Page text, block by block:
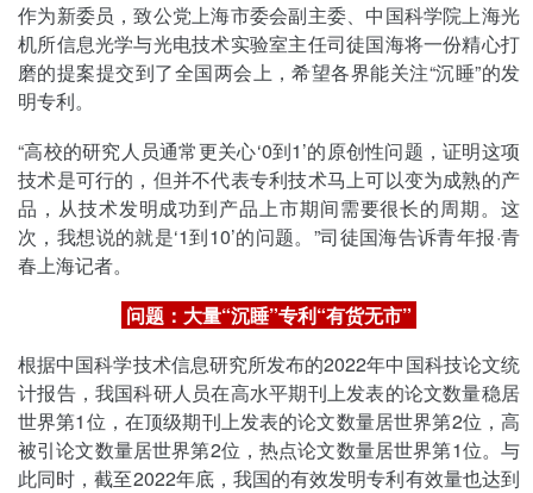
作为新委员，致公党上海市委会副主委、中国科学院上海光
机所信息光学与光电技术实验室主任司徒国海将一份精心打
磨的提案提交到了全国两会上，希望各界能关注“沉睡”的发
明专利。
“高校的研究人员通常更关心‘0到1’的原创性问题，证明这项
技术是可行的，但并不代表专利技术马上可以变为成熟的产
品，从技术发明成功到产品上市期间需要很长的周期。这
次，我想说的就是‘1到10’的问题。”司徒国海告诉青年报·青
春上海记者。
问题： 大量“沉睡”专利“有货无市”
根据中国科学技术信息研究所发布的2022年中国科技论文统
计报告，我国科研人员在高水平期刊上发表的论文数量稳居
世界第1位，在顶级期刊上发表的论文数量居世界第2位，高
被引论文数量居世界第2位，热点论文数量居世界第1位。与
此同时，截至2022年底，我国的有效发明专利有效量也达到